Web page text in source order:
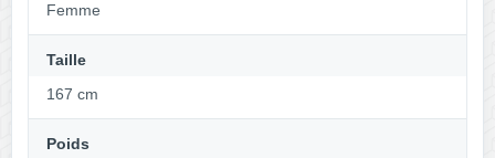
Femme
Taille
167 cm
Poids